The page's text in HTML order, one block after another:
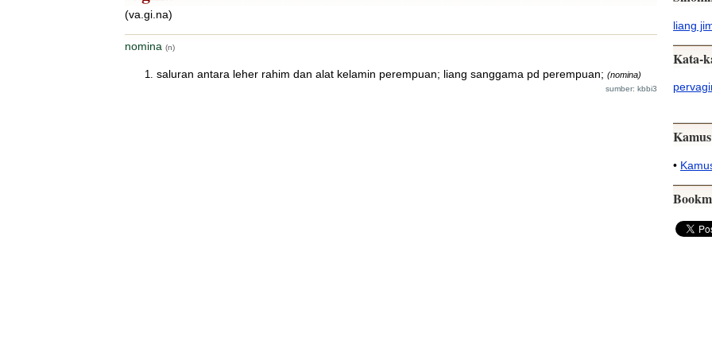
(va.gi.na)
nomina (n)
saluran antara leher rahim dan alat kelamin perempuan; liang sanggama pd perempuan; (nomina)
sumber: kbbi3
liang
Kata-
•